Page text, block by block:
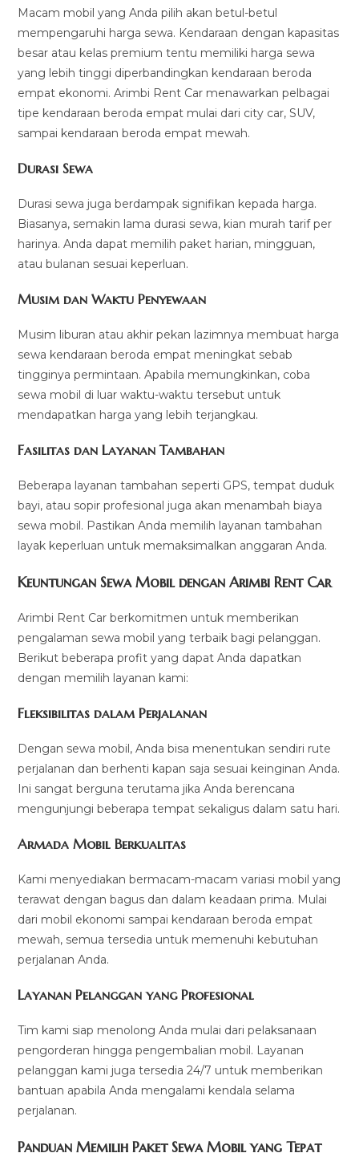
Macam mobil yang Anda pilih akan betul-betul
mempengaruhi harga sewa. Kendaraan dengan kapasitas
besar atau kelas premium tentu memiliki harga sewa
yang lebih tinggi diperbandingkan kendaraan beroda
empat ekonomi. Arimbi Rent Car menawarkan pelbagai
tipe kendaraan beroda empat mulai dari city car, SUV,
sampai kendaraan beroda empat mewah.
Durasi Sewa
Durasi sewa juga berdampak signifikan kepada harga.
Biasanya, semakin lama durasi sewa, kian murah tarif per
harinya. Anda dapat memilih paket harian, mingguan,
atau bulanan sesuai keperluan.
Musim dan Waktu Penyewaan
Musim liburan atau akhir pekan lazimnya membuat harga
sewa kendaraan beroda empat meningkat sebab
tingginya permintaan. Apabila memungkinkan, coba
sewa mobil di luar waktu-waktu tersebut untuk
mendapatkan harga yang lebih terjangkau.
Fasilitas dan Layanan Tambahan
Beberapa layanan tambahan seperti GPS, tempat duduk
bayi, atau sopir profesional juga akan menambah biaya
sewa mobil. Pastikan Anda memilih layanan tambahan
layak keperluan untuk memaksimalkan anggaran Anda.
Keuntungan Sewa Mobil dengan Arimbi Rent Car
Arimbi Rent Car berkomitmen untuk memberikan
pengalaman sewa mobil yang terbaik bagi pelanggan.
Berikut beberapa profit yang dapat Anda dapatkan
dengan memilih layanan kami:
Fleksibilitas dalam Perjalanan
Dengan sewa mobil, Anda bisa menentukan sendiri rute
perjalanan dan berhenti kapan saja sesuai keinginan Anda.
Ini sangat berguna terutama jika Anda berencana
mengunjungi beberapa tempat sekaligus dalam satu hari.
Armada Mobil Berkualitas
Kami menyediakan bermacam-macam variasi mobil yang
terawat dengan bagus dan dalam keadaan prima. Mulai
dari mobil ekonomi sampai kendaraan beroda empat
mewah, semua tersedia untuk memenuhi kebutuhan
perjalanan Anda.
Layanan Pelanggan yang Profesional
Tim kami siap menolong Anda mulai dari pelaksanaan
pengorderan hingga pengembalian mobil. Layanan
pelanggan kami juga tersedia 24/7 untuk memberikan
bantuan apabila Anda mengalami kendala selama
perjalanan.
Panduan Memilih Paket Sewa Mobil yang Tepat